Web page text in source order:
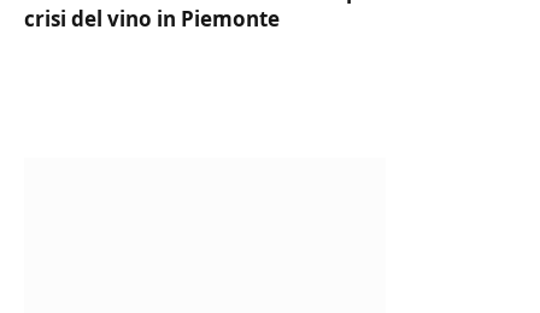
crisi del vino in Piemonte